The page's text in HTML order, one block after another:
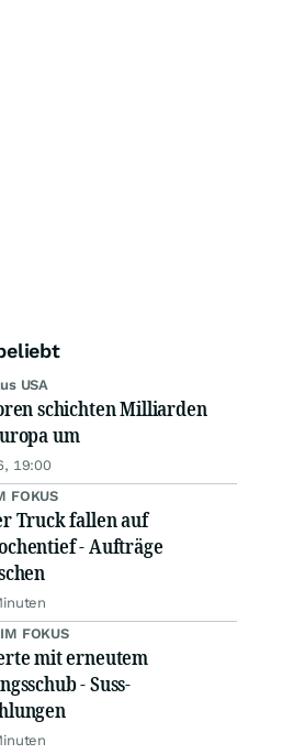
USA
schichten Milliarden
um
19:00
FOKUS
Truck fallen auf
- Aufträge
FOKUS
mit erneutem
- Suss-